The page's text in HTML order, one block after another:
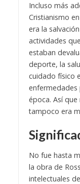
Incluso más
Cristianismo
era la
actividades
estaban
deporte, la
cuidado físico
enfermedades
época. Así
tampoco era
No fue hasta
la obra de
intelectuales